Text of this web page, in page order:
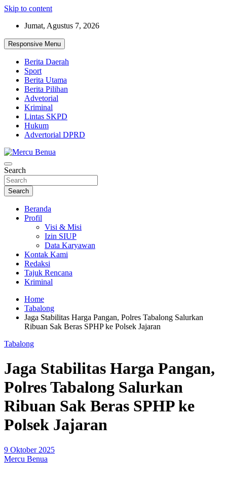
Skip to content
Jumat, Agustus 7, 2026
Responsive Menu
Berita Daerah
Sport
Berita Utama
Berita Pilihan
Advetorial
Kriminal
Lintas SKPD
Hukum
Advertorial DPRD
Mercu Benua
Suara Masyarakat Bawah
Search
Search
Beranda
Profil
Visi & Misi
Izin SIUP
Data Karyawan
Kontak Kami
Redaksi
Tajuk Rencana
Kriminal
Home
Tabalong
Jaga Stabilitas Harga Pangan, Polres Tabalong Salurkan
Ribuan Sak Beras SPHP ke Polsek Jajaran
Tabalong
Jaga Stabilitas Harga Pangan,
Polres Tabalong Salurkan
Ribuan Sak Beras SPHP ke
Polsek Jajaran
9 Oktober 2025
Mercu Benua